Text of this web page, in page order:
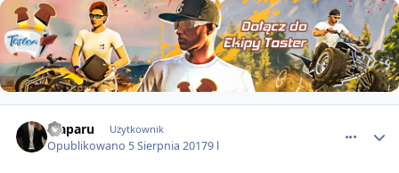
Traparu Użytkownik
Opublikowano 5 Sierpnia 20179 l